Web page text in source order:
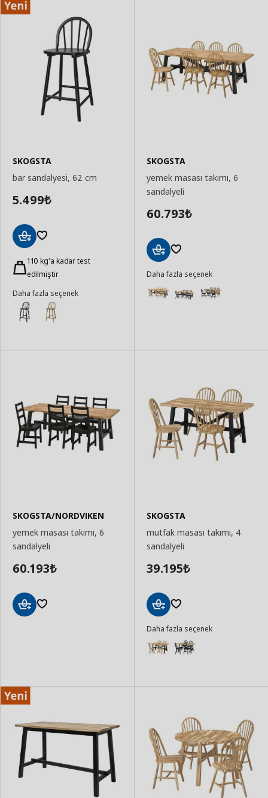
SKOGSTA
bar sandalyesi, 62 cm
5.499₺
Ekle 110 kg'a kadar test
edilmiştir
Daha fazla seçenek
SKOGSTA
yemek masası takımı, 6
sandalyeli
60.793₺
Ekle
Daha fazla seçenek
SKOGSTA/NORDVIKEN
yemek masası takımı, 6
sandalyeli
60.193₺
SKOGSTA
mutfak masası takımı, 4
sandalyeli
39.195₺
Ekle
Daha fazla seçenek